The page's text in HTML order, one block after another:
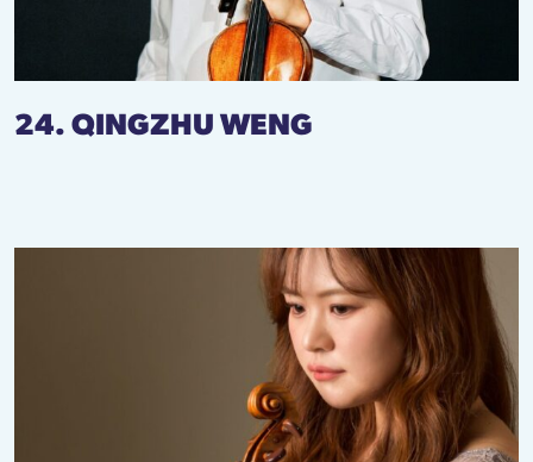
24. QINGZHU WENG